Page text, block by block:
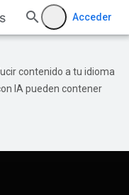
Acceder
contenido a tu idioma
IA pueden contener